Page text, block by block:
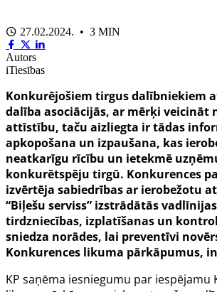
27.02.2024. • 3 MIN
Autors
iTiesības
Konkurējošiem tirgus dalībniekiem
dalība asociācijās, ar mērķi veicināt
attīstību, taču aizliegta ir tādas
apkopošana un izpaušana, kas
neatkarīgu rīcību un ietekmē
konkurētspēju tirgū. Konkurences
izvērtēja sabiedrības ar ierobežotu
“Biļešu serviss” izstrādātās
tirdzniecības, izplatīšanas un
sniedza norādes, lai preventīvi
Konkurences likuma pārkāpumus,
KP saņēma iesniegumu par iespējamu